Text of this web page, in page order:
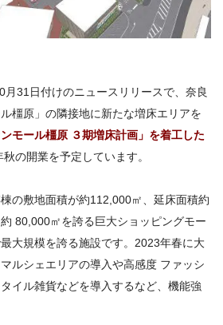
月31日付けのニュースリリースで、奈良
橿原」の隣接地に新たな増床エリアを
ンモール橿原 ３期増床計画」を着工した
の開業を予定しています。
の敷地面積が約112,000㎡、延床面積約
80,000㎡を誇る巨大ショッピングモー
大規模を誇る施設です。2023年春に大
ルシェエリアの導入や高感度 ファッシ
イル雑貨などを導入するなど、機能強